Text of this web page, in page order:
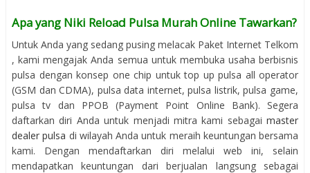
Apa yang Niki Reload Pulsa Murah Online Tawarkan?
Untuk Anda yang sedang pusing melacak Paket Internet Telkom
, kami mengajak Anda semua untuk membuka usaha berbisnis
pulsa dengan konsep one chip untuk top up pulsa all operator
(GSM dan CDMA), pulsa data internet, pulsa listrik, pulsa game,
pulsa tv dan PPOB (Payment Point Online Bank). Segera
daftarkan diri Anda untuk menjadi mitra kami sebagai master
dealer pulsa di wilayah Anda untuk meraih keuntungan bersama
kami. Dengan mendaftarkan diri melalui web ini, selain
mendapatkan keuntungan dari berjualan langsung sebagai